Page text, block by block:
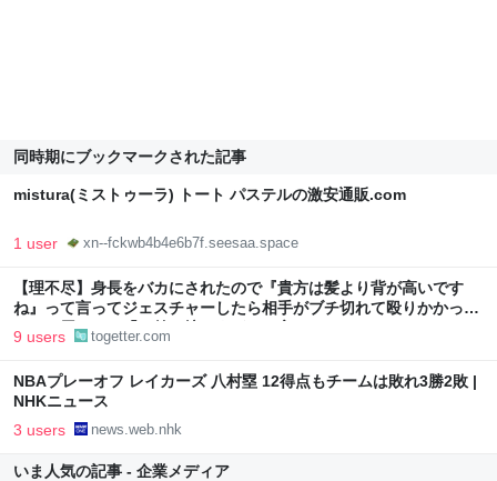
同時期にブックマークされた記事
mistura(ミストゥーラ) トート パステルの激安通販.com
1 user xn--fckwb4b4e6b7f.seesaa.space
【理不尽】身長をバカにされたので『貴方は髪より背が高いです
ね』って言ってジェスチャーしたら相手がブチ切れて殴りかかって
きて、周りから「お前も煽りすぎ」と言われた
9 users togetter.com
NBAプレーオフ レイカーズ 八村塁 12得点もチームは敗れ3勝2敗 |
NHKニュース
3 users news.web.nhk
いま人気の記事 - 企業メディア